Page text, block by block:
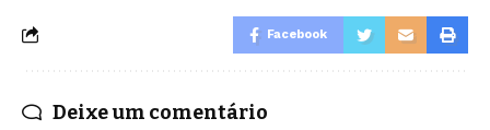
Facebook
Deixe um comentário